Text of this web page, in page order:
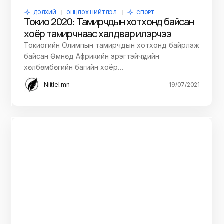
ДЭЛХИЙ ОНЦЛОХ НИЙТЛЭЛ СПОРТ
Токио 2020: Тамирчдын хотхонд байсан
хоёр тамирчнаас халдвар илэрчээ
Токиогийн Олимпын тамирчдын хотхонд байрлаж
байсан Өмнөд Африкийн эрэгтэйчүүдийн
хөлбөмбөгийн багийн хоёр…
Niitlel.mn 19/07/2021